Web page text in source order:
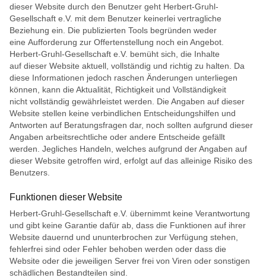
dieser Website durch den Benutzer geht Herbert-Gruhl-
Gesellschaft e.V. mit dem Benutzer keinerlei vertragliche
Beziehung ein. Die publizierten Tools begründen weder
eine Aufforderung zur Offertenstellung noch ein Angebot.
Herbert-Gruhl-Gesellschaft e.V. bemüht sich, die Inhalte
auf dieser Website aktuell, vollständig und richtig zu halten. Da
diese Informationen jedoch raschen Änderungen unterliegen
können, kann die Aktualität, Richtigkeit und Vollständigkeit
nicht vollständig gewährleistet werden. Die Angaben auf dieser
Website stellen keine verbindlichen Entscheidungshilfen und
Antworten auf Beratungsfragen dar, noch sollten aufgrund dieser
Angaben arbeitsrechtliche oder andere Entscheide gefällt
werden. Jegliches Handeln, welches aufgrund der Angaben auf
dieser Website getroffen wird, erfolgt auf das alleinige Risiko des
Benutzers.
Funktionen dieser Website
Herbert-Gruhl-Gesellschaft e.V. übernimmt keine Verantwortung
und gibt keine Garantie dafür ab, dass die Funktionen auf ihrer
Website dauernd und ununterbrochen zur Verfügung stehen,
fehlerfrei sind oder Fehler behoben werden oder dass die
Website oder die jeweiligen Server frei von Viren oder sonstigen
schädlichen Bestandteilen sind.